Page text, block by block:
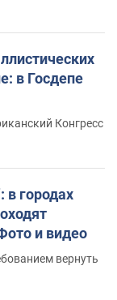
в Госдепе
Конгресс
городах
и видео
вернуть